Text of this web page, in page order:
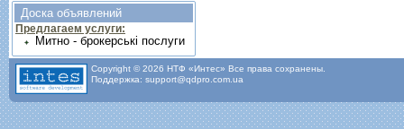
Доска объявлений
Предлагаем услуги:
Митно - брокерські послуги
Copyright © 2026 НТФ «Интес» Все права сохранены.
Поддержка: support@qdpro.com.ua